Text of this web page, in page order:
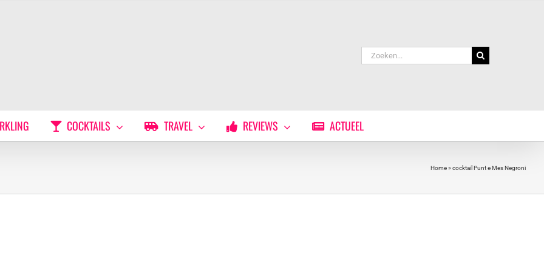
Zoeken
naar:
COCKTAILS TRAVEL REVIEWS ACTUEEL
Home» cocktail Punt e Mes Negroni